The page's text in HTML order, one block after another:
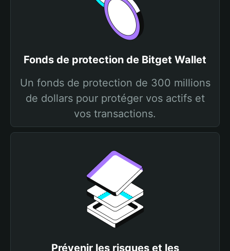
Fonds de protection de Bitget Wallet
Un fonds de protection de 300 millions
de dollars pour protéger vos actifs et
vos transactions.
Prévenir les risques et les